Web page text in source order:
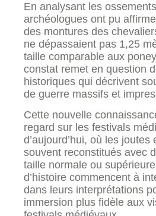
En analysant les
archéologues ont pu
des montures des
ne dépassaient pas 1,25
taille comparable aux
constat remet en question
historiques qui décrivent
de guerre massifs et
Cette nouvelle
regard sur les festivals
d’aujourd’hui, où les joutes
souvent reconstitués avec
taille normale ou
d’histoire commencent à
dans leurs interprétations
immersion plus fidèle aux